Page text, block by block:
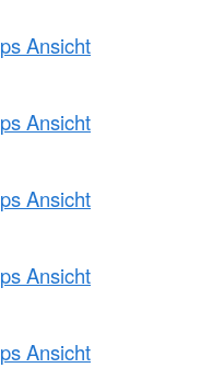
Ansicht
Ansicht
Ansicht
Ansicht
Ansicht